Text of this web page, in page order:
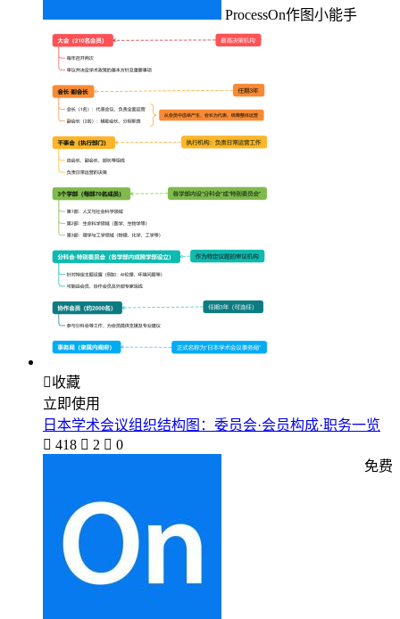
ProcessOn作图小能手
收藏
立即使用
日本学术会议组织结构图：委员会·会员构成·职务一览
 418  2  0
免费